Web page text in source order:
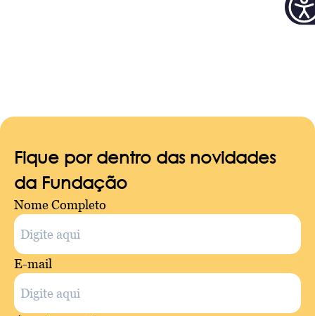
Fique por dentro das novidades
da Fundação
Nome Completo
E-mail